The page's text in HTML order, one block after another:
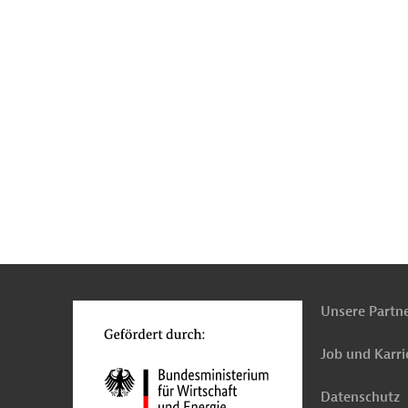
Unsere
Job und
Datenschutz